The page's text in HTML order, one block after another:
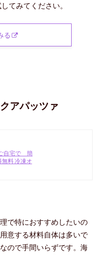
てみてください。
る
アパッツァ
自宅で 簡
料 冷凍オ
で特におすすめしたいの
意する材料自体は多いで
ので手間いらずです。海